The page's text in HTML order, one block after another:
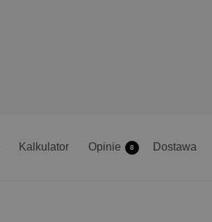
Kalkulator Opinie 8 Dostawa